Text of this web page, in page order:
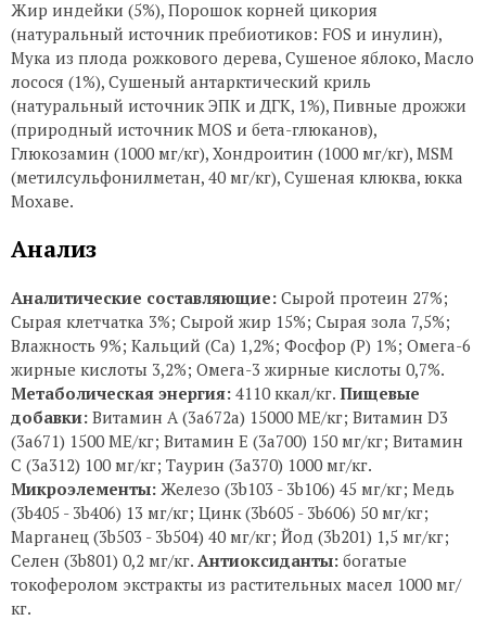
Жир индейки (5%), Порошок корней цикория
(натуральный источник пребиотиков: FOS и инулин),
Мука из плода рожкового дерева, Сушеное яблоко, Масло
лосося (1%), Сушеный антарктический криль
(натуральный источник ЭПК и ДГК, 1%), Пивные дрожжи
(природный источник MOS и бета-глюканов),
Глюкозамин (1000 мг/кг), Хондроитин (1000 мг/кг), MSM
(метилсульфонилметан, 40 мг/кг), Сушеная клюква, юкка
Мохаве.
Анализ
Аналитические составляющие: Сырой протеин 27%;
Сырая клетчатка 3%; Сырой жир 15%; Сырая зола 7,5%;
Влажность 9%; Кальций (Са) 1,2%; Фосфор (P) 1%; Омега-6
жирные кислоты 3,2%; Омега-3 жирные кислоты 0,7%.
Метаболическая энергия: 4110 ккал/кг. Пищевые
добавки: Витамин A (3a672a) 15000 МЕ/кг; Витамин D3
(3а671) 1500 МЕ/кг; Витамин Е (3а700) 150 мг/кг; Витамин
С (3а312) 100 мг/кг; Таурин (3a370) 1000 мг/кг.
Микроэлементы: Железо (3b103 - 3b106) 45 мг/кг; Медь
(3b405 - 3b406) 13 мг/кг; Цинк (3b605 - 3b606) 50 мг/кг;
Марганец (3b503 - 3b504) 40 мг/кг; Йод (3b201) 1,5 мг/кг;
Селен (3b801) 0,2 мг/кг. Антиоксиданты: богатые
токоферолом экстракты из растительных масел 1000 мг/
кг.